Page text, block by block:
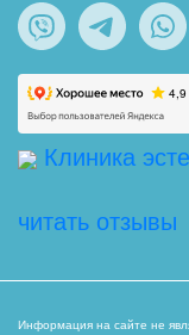
Клиника
читать отзывы
Информация на сайте не